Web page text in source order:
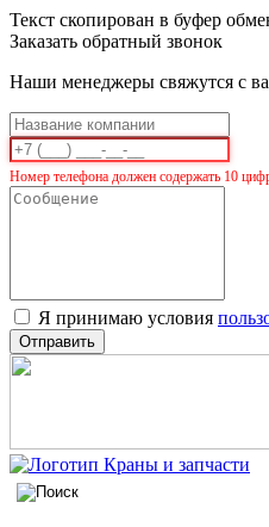
Текст скопирован в буфер
Заказать обратный звонок
Наши менеджеры свяжутся с
Номер телефона должен содержать 10
Я принимаю условия
Отправить